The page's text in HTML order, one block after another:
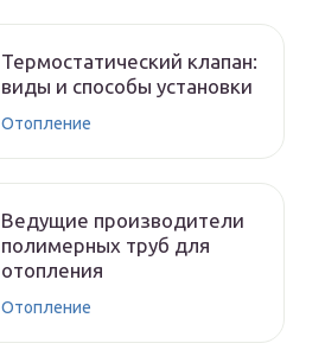
Термостатический клапан:
виды и способы установки
Отопление
Ведущие производители
полимерных труб для
отопления
Отопление